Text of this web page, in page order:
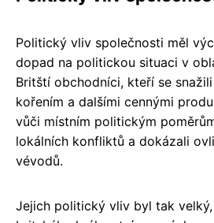
Politický vliv společnosti měl
dopad na politickou situaci v
Britští obchodníci, kteří se
kořením a dalšími cennými
vůči místním politickým
lokálních konfliktů a dokázali
vévodů.
Jejich politický vliv byl tak